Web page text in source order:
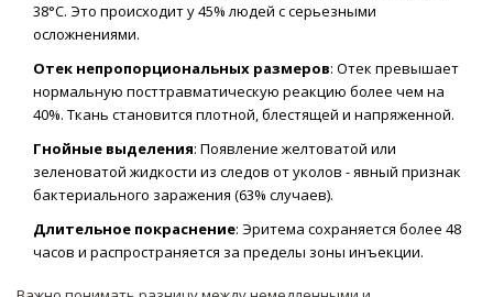
38°C. Это происходит у 45% людей с серьезными
осложнениями.
Отек непропорциональных размеров: Отек превышает
нормальную посттравматическую реакцию более чем на
40%. Ткань становится плотной, блестящей и напряженной.
Гнойные выделения: Появление желтоватой или
зеленоватой жидкости из следов от уколов - явный признак
бактериального заражения (63% случаев).
Длительное покраснение: Эритема сохраняется более 48
часов и распространяется за пределы зоны инъекции.